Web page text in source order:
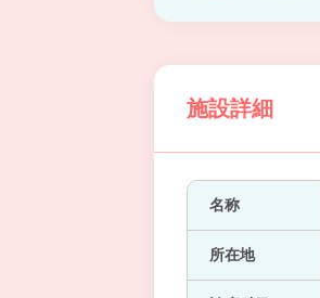
施設詳細
名称
所在地